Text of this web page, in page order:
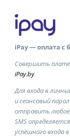
iPay — оплата с
Совершить
iPay.by.
Для входа в
и сеансовый
отправить любое
SMS
успешного входа